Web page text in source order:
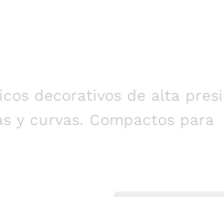
decorativos de alta
y curvas. Compactos para